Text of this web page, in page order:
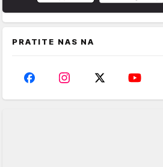
PRATITE NAS NA